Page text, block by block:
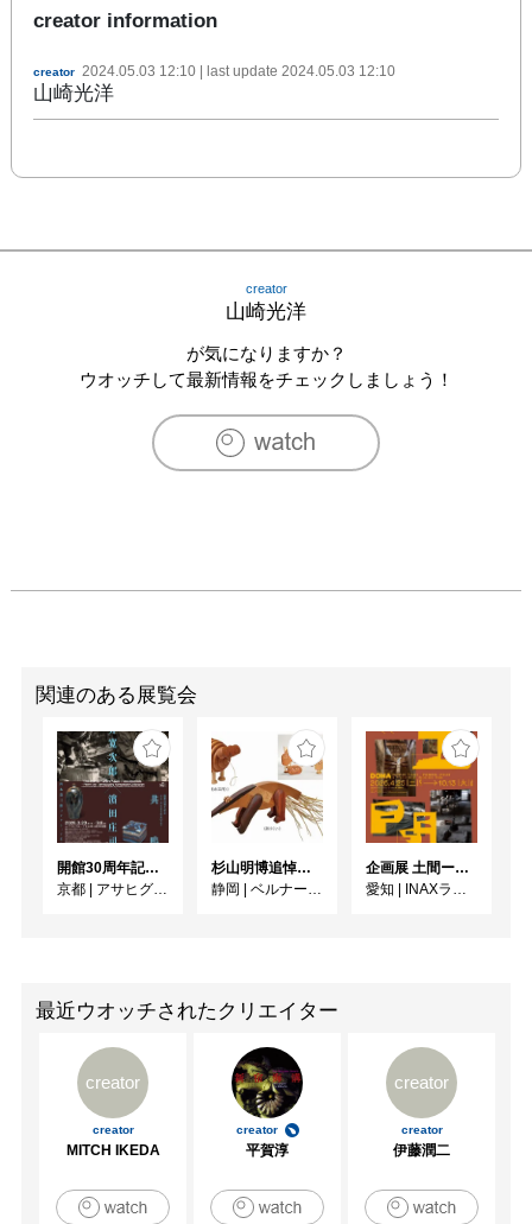
creator information
creator 2024.05.03 12:10 | last update 2024.05.03 12:10
山崎光洋
creator
山崎光洋
が気になりますか？
ウオッチして最新情報をチェックしましょう！
関連のある展覧会
開館30周年記念 山本爲三郎・河井寬次郎没後60年記念 「共鳴 河井寬次郎 × 濱田庄司 ー山本爲三郎コレクションより」
京都 | アサヒグループ大山崎山荘美術館
杉山明博追悼展 木とわたし―木工の妙技と美術教育
静岡 | ベルナール・ビュフェ美術館
企画展 土間ーつくって、つかって、再発見ー
愛知 | INAXライブミュージアム
最近ウオッチされたクリエイター
creator
creator
MITCH IKEDA
creator
平賀淳
creator
creator
伊藤潤二